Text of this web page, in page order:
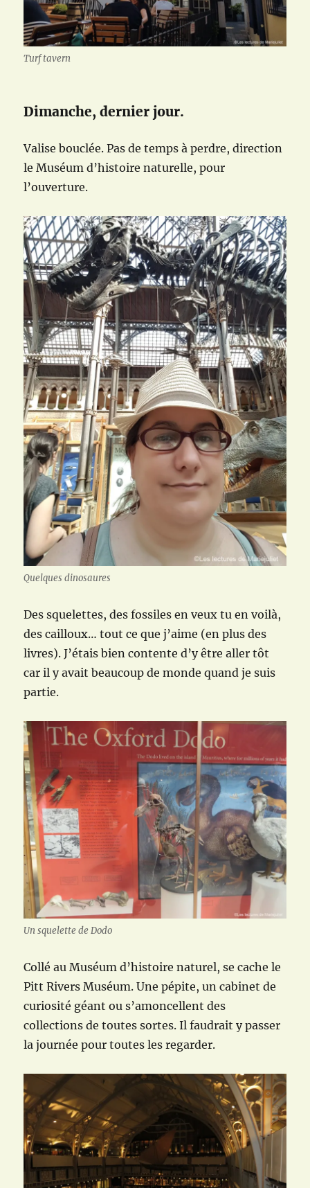
Turf tavern
Dimanche, dernier jour.
Valise bouclée. Pas de temps à perdre, direction
le Muséum d’histoire naturelle, pour
l’ouverture.
Quelques dinosaures
Des squelettes, des fossiles en veux tu en voilà,
des cailloux… tout ce que j’aime (en plus des
livres). J’étais bien contente d’y être aller tôt
car il y avait beaucoup de monde quand je suis
partie.
Un squelette de Dodo
Collé au Muséum d’histoire naturel, se cache le
Pitt Rivers Muséum. Une pépite, un cabinet de
curiosité géant ou s’amoncellent des
collections de toutes sortes. Il faudrait y passer
la journée pour toutes les regarder.